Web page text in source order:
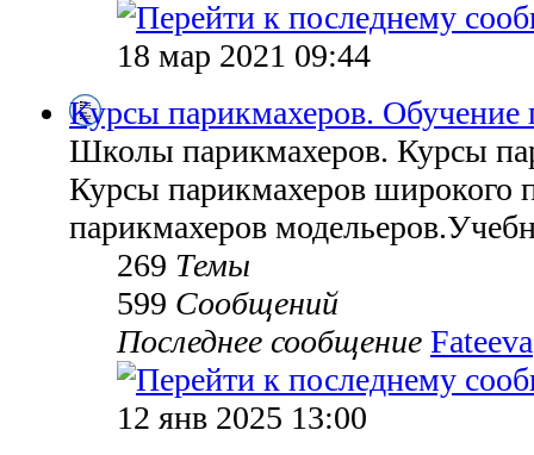
18 мар 2021 09:44
Курсы парикмахеров. Обучение
Школы парикмахеров. Курсы
Курсы парикмахеров широкого
парикмахеров
269 Темы
599 Сообщений
Последнее сообщение Fateeva
12 янв 2025 13:00